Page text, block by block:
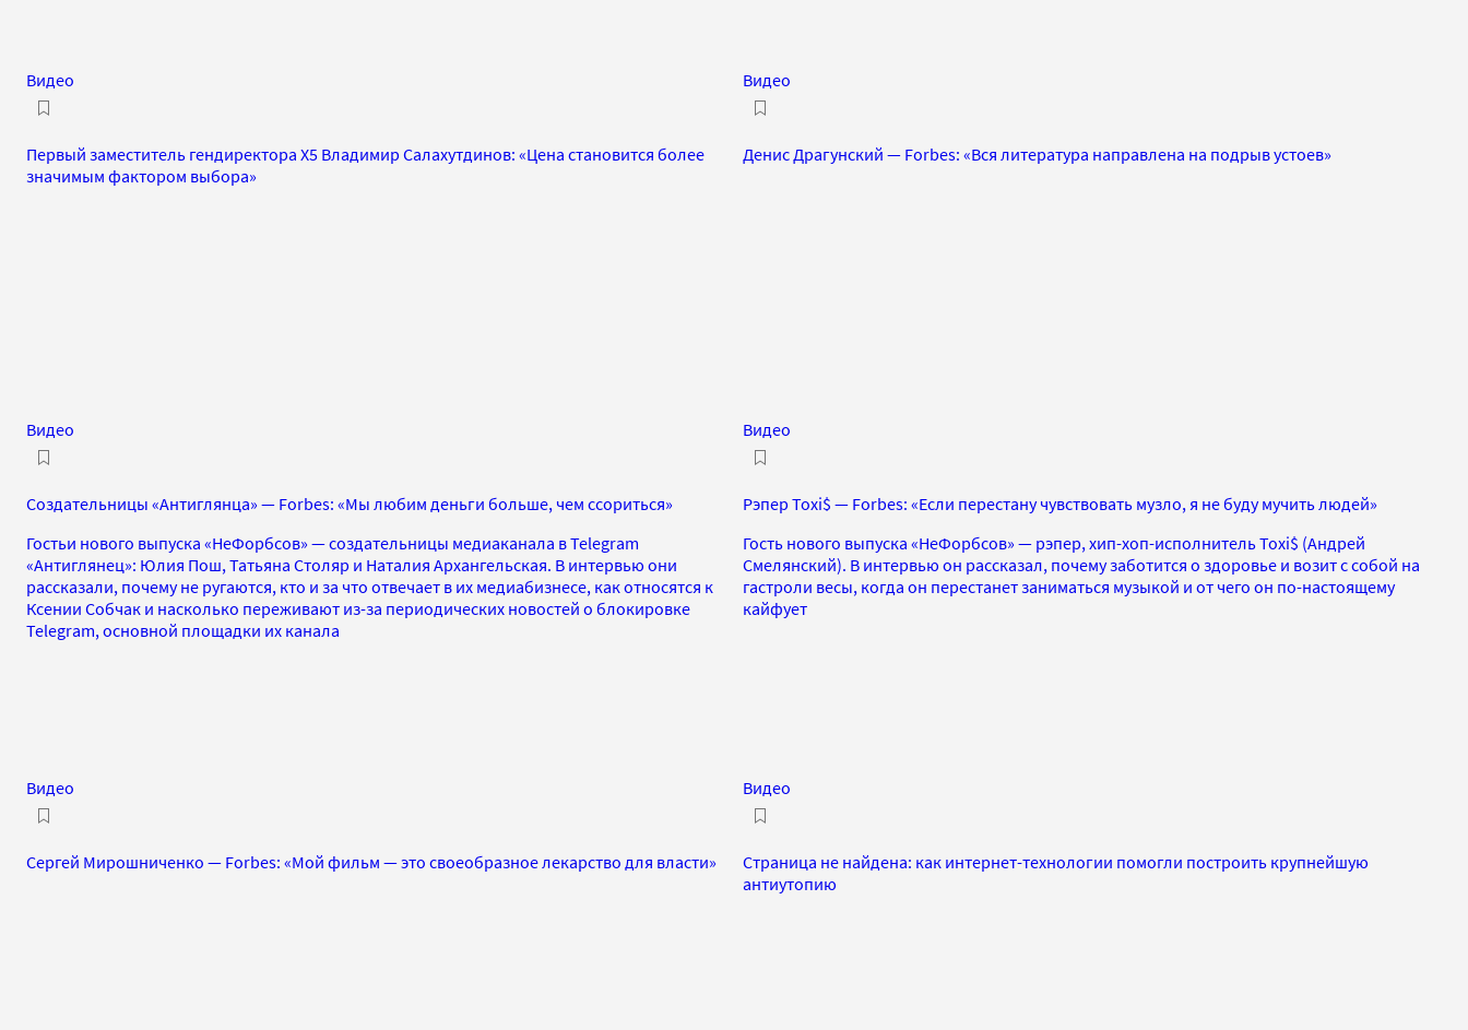
Видео
Первый заместитель гендиректора Х5 Владимир Салахутдинов: «Цена становится более
значимым фактором выбора»
Видео
Денис Драгунский — Forbes: «Вся литература направлена на подрыв устоев»
Видео
Создательницы «Антиглянца» — Forbes: «Мы любим деньги больше, чем ссориться»
Гостьи нового выпуска «НеФорбсов» — создательницы медиаканала в Telegram
«Антиглянец»: Юлия Пош, Татьяна Столяр и Наталия Архангельская. В интервью они
рассказали, почему не ругаются, кто и за что отвечает в их медиабизнесе, как относятся к
Ксении Собчак и насколько переживают из-за периодических новостей о блокировке
Telegram, основной площадки их канала
Видео
Рэпер Toxi$ — Forbes: «Если перестану чувствовать музло, я не буду мучить людей»
Гость нового выпуска «НеФорбсов» — рэпер, хип-хоп-исполнитель Toxi$ (Андрей
Смелянский). В интервью он рассказал, почему заботится о здоровье и возит с собой на
гастроли весы, когда он перестанет заниматься музыкой и от чего он по-настоящему
кайфует
Видео
Сергей Мирошниченко — Forbes: «Мой фильм — это своеобразное лекарство для власти»
Видео
Страница не найдена: как интернет-технологии помогли построить крупнейшую
антиутопию